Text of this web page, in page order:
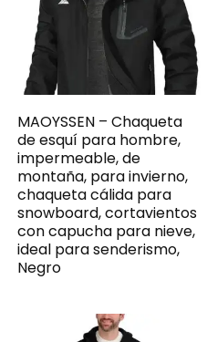
MAOYSSEN – Chaqueta
de esquí para hombre,
impermeable, de
montaña, para invierno,
chaqueta cálida para
snowboard, cortavientos
con capucha para nieve,
ideal para senderismo,
Negro